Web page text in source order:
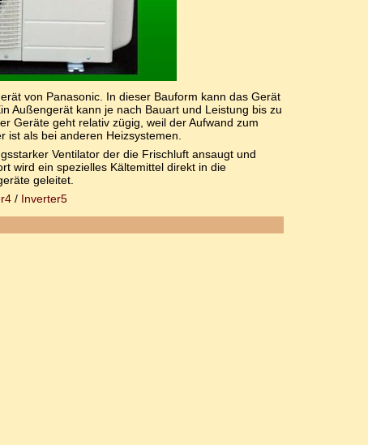
von Panasonic. In dieser Bauform kann das Gerät
Außengerät kann je nach Bauart und Leistung bis zu
Geräte geht relativ zügig, weil der Aufwand zum
ist als bei anderen Heizsystemen.
Ventilator der die Frischluft ansaugt und
wird ein spezielles Kältemittel direkt in die
geleitet.
/ Inverter5